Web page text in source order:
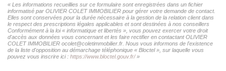
« Les informations recueillies sur ce formulaire sont enregistrées dans un fichier
informatisé par OLIVIER COLET IMMOBILIER pour gérer votre demande de contact.
Elles sont conservées pour la durée nécessaire à la gestion de la relation client dans
le respect des prescriptions légales applicables et sont destinées à nos conseillers
Conformément à la loi « informatique et libertés », vous pouvez exercer votre droit
d'accès aux données vous concernant et les faire rectifier en contactant OLIVIER
COLET IMMOBILIER ocolet@coletimmobilier.fr. Nous vous informons de l'existence
de la liste d'opposition au démarchage téléphonique « Bloctel », sur laquelle vous
pouvez vous inscrire ici : https://www.bloctel.gouv.fr/»